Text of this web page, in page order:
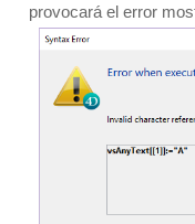
provocará el error